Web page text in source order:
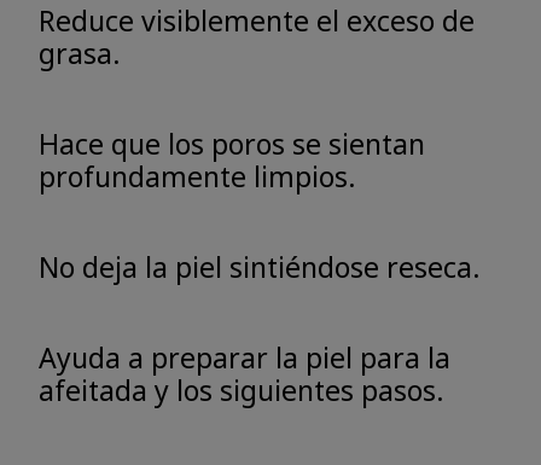
Reduce visiblemente el exceso de
grasa.
Hace que los poros se sientan
profundamente limpios.
No deja la piel sintiéndose reseca.
Ayuda a preparar la piel para la
afeitada y los siguientes pasos.